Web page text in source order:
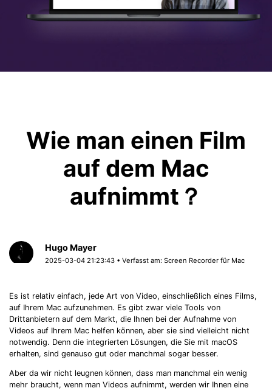
Wie man einen Film
auf dem Mac
aufnimmt？
Hugo Mayer
2025-03-04 21:23:43 • Verfasst am:Screen Recorder für Mac
Es ist relativ einfach, jede Art von Video, einschließlich eines Films,
auf Ihrem Mac aufzunehmen. Es gibt zwar viele Tools von
Drittanbietern auf dem Markt, die Ihnen bei der Aufnahme von
Videos auf Ihrem Mac helfen können, aber sie sind vielleicht nicht
notwendig. Denn die integrierten Lösungen, die Sie mit macOS
erhalten, sind genauso gut oder manchmal sogar besser.
Aber da wir nicht leugnen können, dass man manchmal ein wenig
mehr braucht, wenn man Videos aufnimmt, werden wir Ihnen eine